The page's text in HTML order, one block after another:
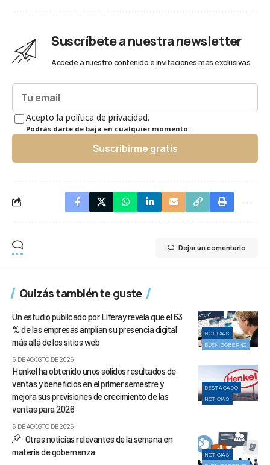
Suscríbete a nuestra newsletter
Accede a nuestro contenido e invitaciones más exclusivas.
Acepto la política de privacidad.
Podrás darte de baja en cualquier momento.
Suscribirme gratis
Dejar un comentario
Quizás también te guste
NOTICIAS
BUEN GOBIERNO
Un estudio publicado por Liferay revela que el 63
% de las empresas amplían su presencia digital
más allá de los sitios web
6 DE AGOSTO DE 2026
DESTACADO
NOTICIAS
Henkel ha obtenido unos sólidos resultados de
ventas y beneficios en el primer semestre y
mejora sus previsiones de crecimiento de las
ventas para 2026
6 DE AGOSTO DE 2026
NOTICIAS
Otras noticias relevantes de la semana en
materia de gobernanza